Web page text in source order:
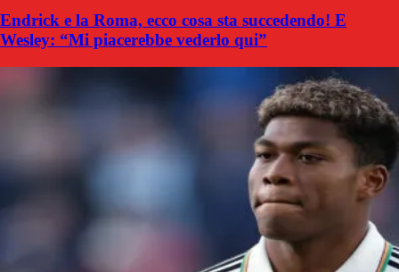
Endrick e la Roma, ecco cosa sta succedendo! E
Wesley: “Mi piacerebbe vederlo qui”